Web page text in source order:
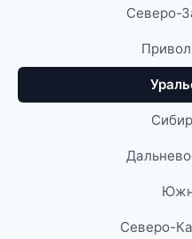
Северо-
Северо-